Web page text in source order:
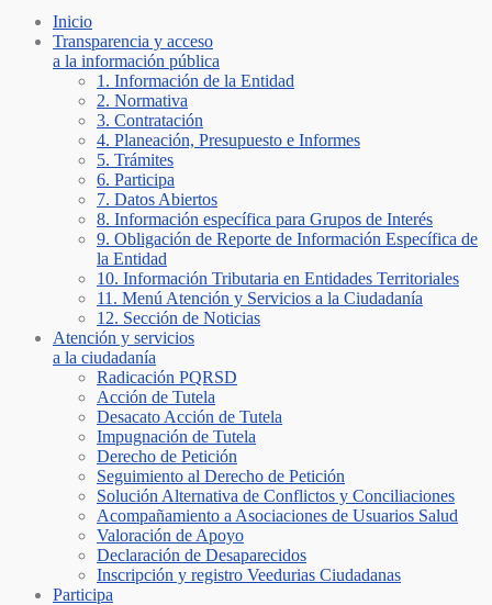
Inicio
Transparencia y acceso
a la información pública
1. Información de la Entidad
2. Normativa
3. Contratación
4. Planeación, Presupuesto e Informes
5. Trámites
6. Participa
7. Datos Abiertos
8. Información específica para Grupos de Interés
9. Obligación de Reporte de Información Específica de
la Entidad
10. Información Tributaria en Entidades Territoriales
11. Menú Atención y Servicios a la Ciudadanía
12. Sección de Noticias
Atención y servicios
a la ciudadanía
Radicación PQRSD
Acción de Tutela
Desacato Acción de Tutela
Impugnación de Tutela
Derecho de Petición
Seguimiento al Derecho de Petición
Solución Alternativa de Conflictos y Conciliaciones
Acompañamiento a Asociaciones de Usuarios Salud
Valoración de Apoyo
Declaración de Desaparecidos
Inscripción y registro Veedurias Ciudadanas
Participa